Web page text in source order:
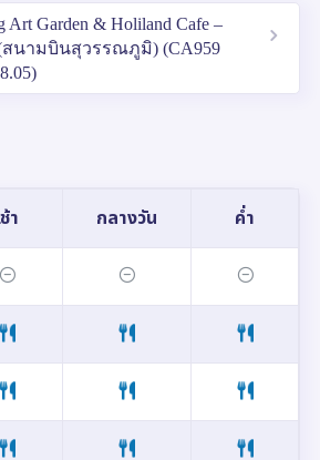
Art Garden & Holiland Cafe –
สนามบินสุวรรณภูมิ) (CA959
ช้า กลางวัน ค่ำ